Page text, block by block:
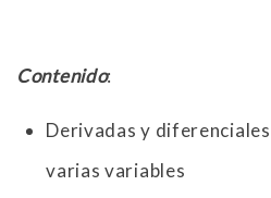
Contenido:
Derivadas y
varias variables